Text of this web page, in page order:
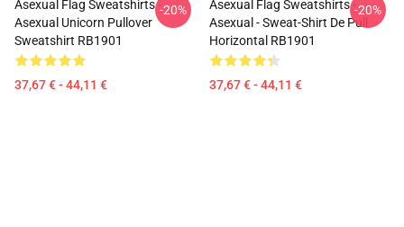
Asexual Flag Sweatshirts -
Asexual Unicorn Pullover
Sweatshirt RB1901
37,67 € - 44,11 €
-20%
Asexual Flag Sweatshirts -
Asexual - Sweat-Shirt De Pull
Horizontal RB1901
37,67 € - 44,11 €
-20%